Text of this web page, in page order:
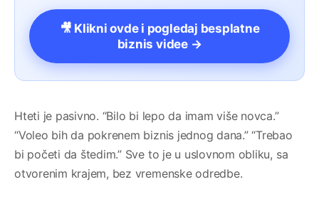
🎥 Klikni ovde i pogledaj besplatne
biznis videe →
Hteti je pasivno. “Bilo bi lepo da imam više novca.”
“Voleo bih da pokrenem biznis jednog dana.” “Trebao
bi početi da štedim.” Sve to je u uslovnom obliku, sa
otvorenim krajem, bez vremenske odredbe.